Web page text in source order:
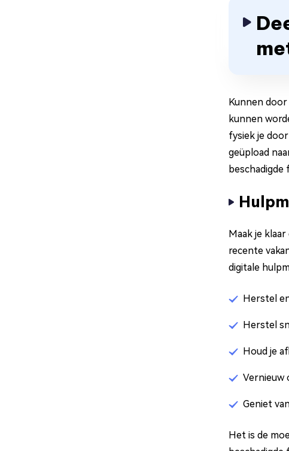
Kunnen
kunnen
fysiek je
geüpload
Maak je
recente
digitale
Herstel
Herstel
Houd je
Vernieuw
Geniet
Het is de